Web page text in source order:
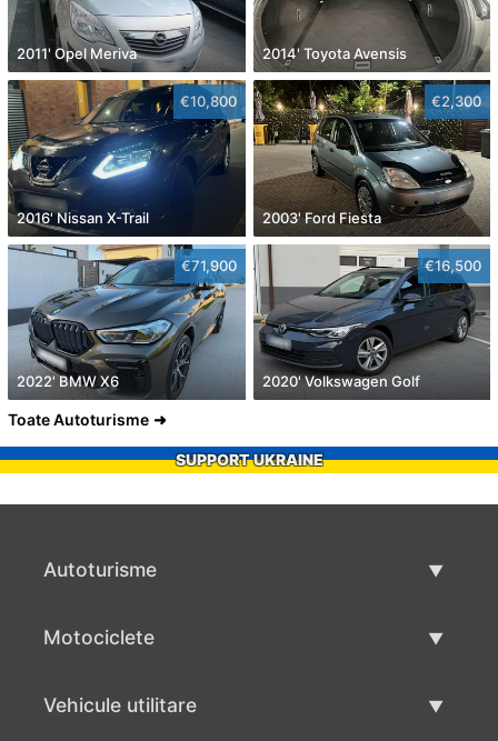
2011' Opel Meriva 2014' Toyota Avensis
€10,800
2016' Nissan X-Trail
€2,300
2003' Ford Fiesta
€71,900
2022' BMW X6
€16,500
2020' Volkswagen Golf
Toate Autoturisme
SUPPORT UKRAINE
Autoturisme
Motociclete
Vehicule utilitare